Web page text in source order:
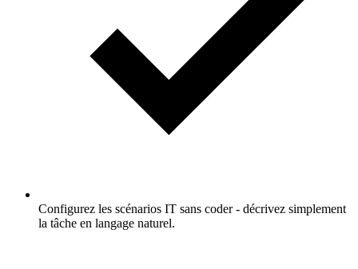
Configurez les scénarios IT sans coder - décrivez simplement
la tâche en langage naturel.